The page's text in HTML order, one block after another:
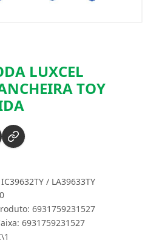
LUXCEL
TOY
/ LA39633TY
6931759231527
6931759231527